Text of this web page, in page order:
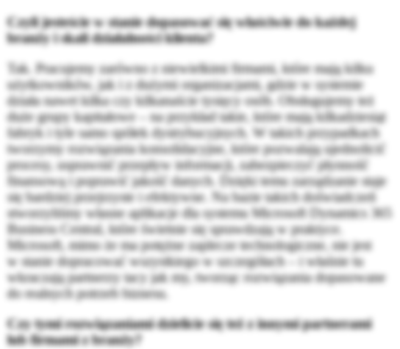
Czyli jesteście w stanie dopasować się właściwie do każdej
branży i skali działalności klienta?
Tak. Pracujemy zarówno z niewielkimi firmami, które mają kilku
użytkowników, jak i z dużymi organizacjami, gdzie w systemie
działa nawet kilka czy kilkanaście tysięcy osób. Obsługujemy też
duże grupy kapitałowe – na przykład takie, które mają kilkadziesiąt
fabryk i tyle samo spółek dystrybucyjnych. W takich przypadkach
tworzymy rozwiązania konsolidacyjne, które pozwalają ujednolicić
procesy, usprawnić przepływ informacji, zabezpieczyć płynność
finansową i poprawić jakość danych. Dzięki temu zarządzanie staje
się bardziej przejrzyste i efektywne. Na bazie takich doświadczeń
stworzyliśmy własne aplikacje dla systemu Microsoft Dynamics 365
Business Central, które świetnie się sprawdzają w praktyce.
Microsoft, mimo że ma potężne zaplecze technologiczne, nie jest
w stanie dopracować wszystkiego w szczegółach – i właśnie tu
wkraczają partnerzy tacy jak my, tworząc rozwiązania dopasowane
do realnych potrzeb biznesu.
Czy tymi rozwiązaniami dzielicie się też z innymi partnerami
lub firmami z branży?